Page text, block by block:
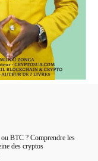
BTC ? Comprendre les
des cryptos